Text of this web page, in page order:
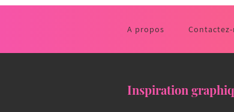
A propos
Inspiration